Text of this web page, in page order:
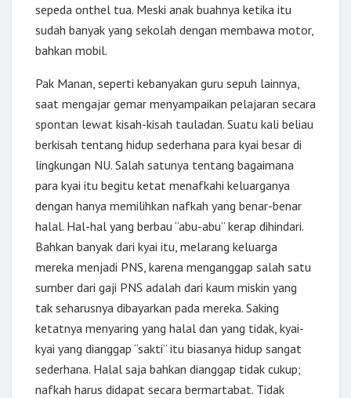
sepeda onthel tua. Meski anak buahnya ketika itu
sudah banyak yang sekolah dengan membawa motor,
bahkan mobil.
Pak Manan, seperti kebanyakan guru sepuh lainnya,
saat mengajar gemar menyampaikan pelajaran secara
spontan lewat kisah-kisah tauladan. Suatu kali beliau
berkisah tentang hidup sederhana para kyai besar di
lingkungan NU. Salah satunya tentang bagaimana
para kyai itu begitu ketat menafkahi keluarganya
dengan hanya memilihkan nafkah yang benar-benar
halal. Hal-hal yang berbau “abu-abu” kerap dihindari.
Bahkan banyak dari kyai itu, melarang keluarga
mereka menjadi PNS, karena menganggap salah satu
sumber dari gaji PNS adalah dari kaum miskin yang
tak seharusnya dibayarkan pada mereka. Saking
ketatnya menyaring yang halal dan yang tidak, kyai-
kyai yang dianggap “sakti” itu biasanya hidup sangat
sederhana. Halal saja bahkan dianggap tidak cukup;
nafkah harus didapat secara bermartabat. Tidak